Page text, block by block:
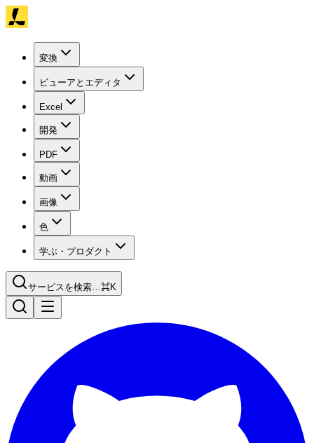
変換
ビューアとエディタ
Excel
開発
PDF
動画
画像
色
学ぶ・プロダクト
サービスを検索…⌘K